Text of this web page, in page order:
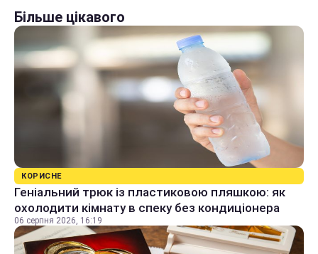
Більше цікавого
КОРИСНЕ
Геніальний трюк із пластиковою пляшкою: як
охолодити кімнату в спеку без кондиціонера
06 серпня 2026, 16:19